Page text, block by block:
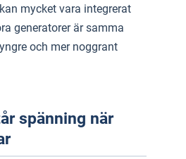
mycket vara integrerat
generatorer är samma
och mer noggrant
spänning när